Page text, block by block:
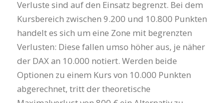
Verluste sind auf den Einsatz begrenzt. Bei dem
Kursbereich zwischen 9.200 und 10.800 Punkten
handelt es sich um eine Zone mit begrenzten
Verlusten: Diese fallen umso höher aus, je näher
der DAX an 10.000 notiert. Werden beide
Optionen zu einem Kurs von 10.000 Punkten
abgerechnet, tritt der theoretische